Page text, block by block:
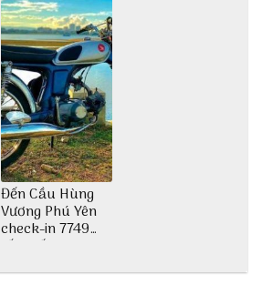
Đến Cầu Hùng
Vương Phú Yên
check-in 7749
tấm sống ảo